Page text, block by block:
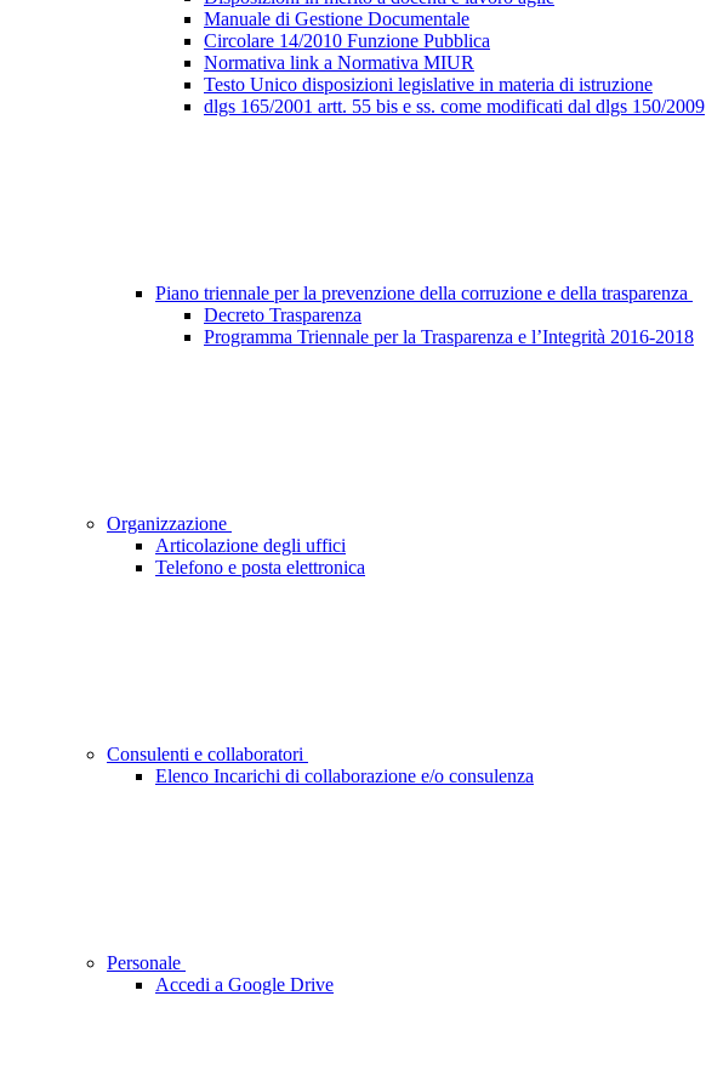
Manuale di Gestione Documentale
Circolare 14/2010 Funzione Pubblica
Normativa link a Normativa MIUR
Testo Unico disposizioni legislative in materia di istruzione
dlgs 165/2001 artt. 55 bis e ss. come modificati dal dlgs 150/2009
Piano triennale per la prevenzione della corruzione e della trasparenza
Decreto Trasparenza
Programma Triennale per la Trasparenza e l’Integrità 2016-2018
Organizzazione
Articolazione degli uffici
Telefono e posta elettronica
Consulenti e collaboratori
Elenco Incarichi di collaborazione e/o consulenza
Personale
Accedi a Google Drive